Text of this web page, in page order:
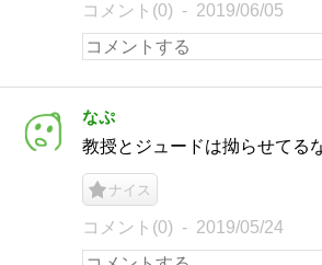
コメント(0) 2019/06/05
なぷ
教授とジュードは拗らせてる
ナイス
コメント(0) 2019/05/24